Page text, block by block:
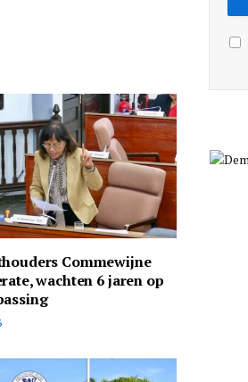
Commewijne
wachten 6 jaren op